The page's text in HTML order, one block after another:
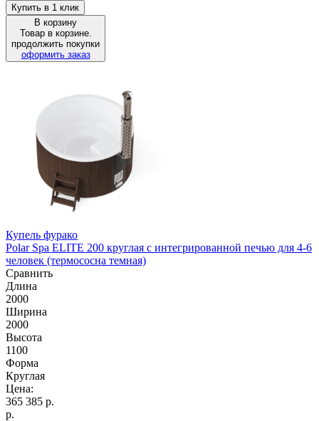
Купить в 1 клик
В корзину
Товар в корзине.
продолжить покупки
оформить заказ
Купель фурако
Polar Spa ELITE 200 круглая с интегрированной печью для 4-6
человек (термососна темная)
Сравнить
Длина
2000
Ширина
2000
Высота
1100
Форма
Круглая
Цена:
365 385 р.
р.